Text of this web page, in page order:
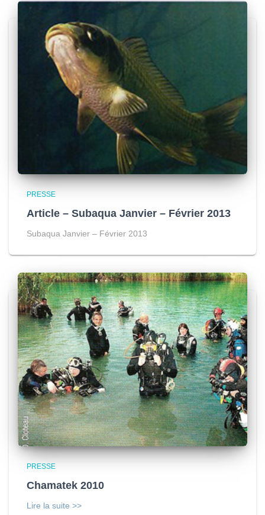
PRESSE
Article – Subaqua Janvier – Février 2013
Subaqua Janvier – Février 2013
PRESSE
Chamatek 2010
Lire la suite >>